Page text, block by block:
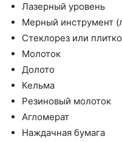
Лазерный уровень
Мерный инструмент
Стеклорез или
Молоток
Долото
Кельма
Резиновый молоток
Агломерат
Наждачная бумага